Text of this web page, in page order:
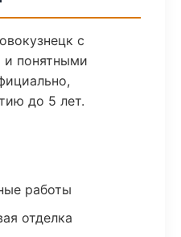
с
и понятными
до 5 лет.
работы
отделка